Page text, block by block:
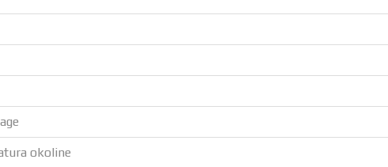
okoline